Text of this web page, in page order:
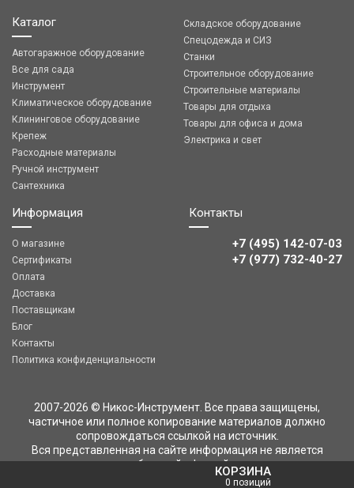
КОРЗИНА
0 позиций
Каталог
Автогаражное оборудование
Все для сада
Инструмент
Климатическое оборудование
Клининговое оборудование
Крепеж
Расходные материалы
Ручной инструмент
Сантехника
Складское оборудование
Спецодежда и СИЗ
Станки
Строительное оборудование
Строительные материалы
Товары для отдыха
Товары для офиса и дома
Электрика и свет
Информация
О магазине
Сертификаты
Оплата
Доставка
Поставщикам
Блог
Контакты
Политика конфиденциальности
Контакты
+7 (495) 142-07-03
‎‎+7 (977) 732-40-27
2007-2026 © Никос-Инструмент. Все права защищены,
частичное или полное копирование материалов должно
сопровождаться ссылкой на источник.
Вся представленная на сайте информация не является
публичной офертой